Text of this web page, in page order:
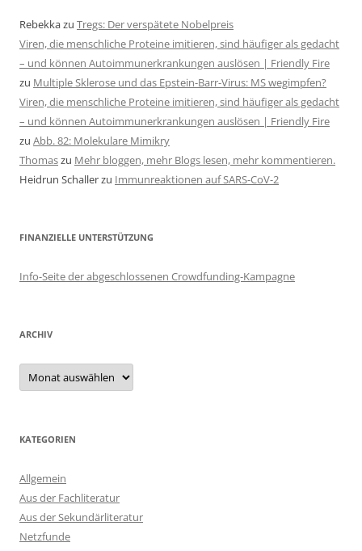
Rebekkazu Tregs: Der verspätete Nobelpreis
Viren, die menschliche Proteine imitieren, sind häufiger als gedacht
– und können Autoimmunerkrankungen auslösen | Friendly Fire
zu Multiple Sklerose und das Epstein-Barr-Virus: MS wegimpfen?
Viren, die menschliche Proteine imitieren, sind häufiger als gedacht
– und können Autoimmunerkrankungen auslösen | Friendly Fire
zu Abb. 82: Molekulare Mimikry
Thomaszu Mehr bloggen, mehr Blogs lesen, mehr kommentieren.
Heidrun Schallerzu Immunreaktionen auf SARS-CoV-2
FINANZIELLE UNTERSTÜTZUNG
Info-Seite der abgeschlossenen Crowdfunding-Kampagne
ARCHIV
Archiv
KATEGORIEN
Allgemein
Aus der Fachliteratur
Aus der Sekundärliteratur
Netzfunde